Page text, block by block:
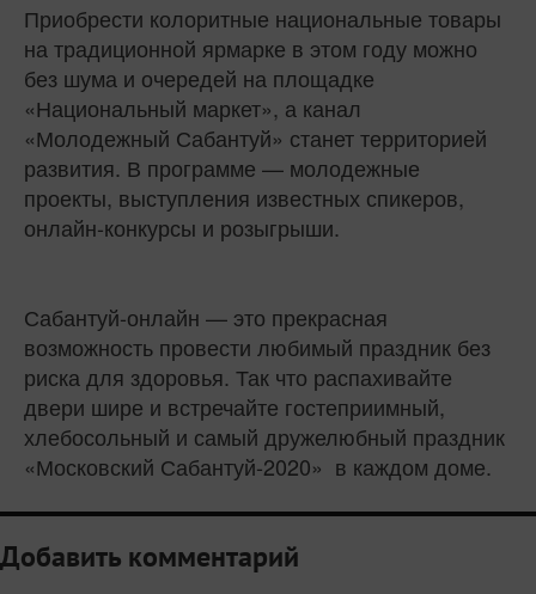
Приобрести колоритные национальные товары
на традиционной ярмарке в этом году можно
без шума и очередей на площадке
«Национальный маркет», а канал
«Молодежный Сабантуй» станет территорией
развития. В программе — молодежные
проекты, выступления известных спикеров,
онлайн-конкурсы и розыгрыши.
Сабантуй-онлайн — это прекрасная
возможность провести любимый праздник без
риска для здоровья. Так что распахивайте
двери шире и встречайте гостеприимный,
хлебосольный и самый дружелюбный праздник
«Московский Сабантуй-2020» в каждом доме.
Добавить комментарий